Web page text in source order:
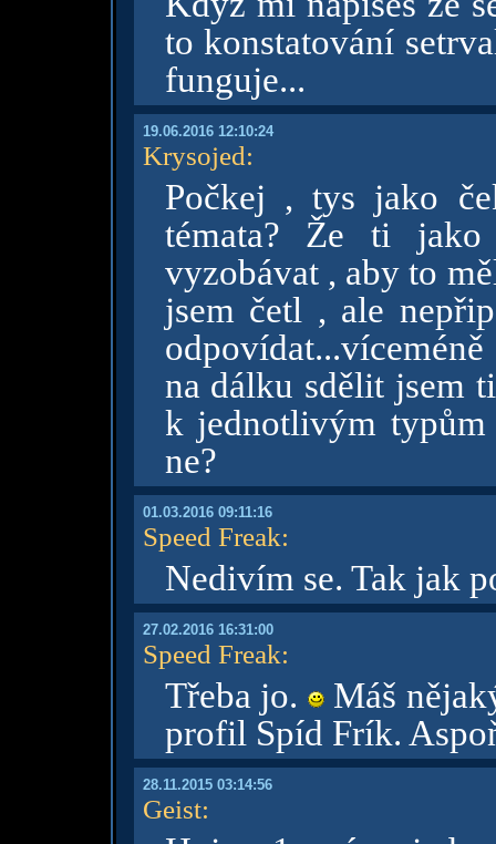
to konstatování
funguje...
19.06.2016 12:10:24
Krysojed:
Počkej , tys jako
témata? Že ti jako
vyzobávat , aby to
jsem četl , ale
na dálku sdělit jsem
k jednotlivým
ne?
01.03.2016 09:11:16
Speed Freak:
Nedivím se. Tak jak
27.02.2016 16:31:00
Speed Freak:
Třeba jo.
Máš
profil Spíd Frík.
28.11.2015 03:14:56
Geist: